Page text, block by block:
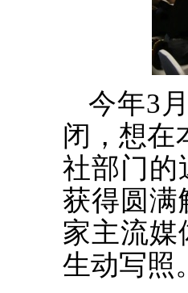
今年3
闭，想在
社部门的
获得圆满
家主流媒
生动写照。